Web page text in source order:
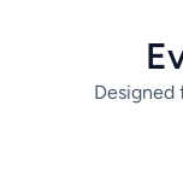
Designed